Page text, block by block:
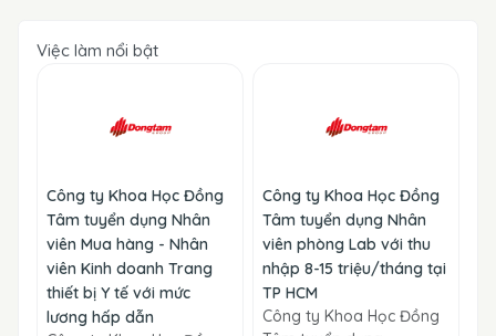
Việc làm nổi bật
Công ty Khoa Học Đồng
Tâm tuyển dụng Nhân
viên Mua hàng - Nhân
viên Kinh doanh Trang
thiết bị Y tế với mức
lương hấp dẫn
Công ty Khoa Học Đồng
Tâm tuyển dụng Nhân
viên phòng Lab với thu
nhập 8-15 triệu/tháng tại
TP HCM
Công ty Khoa Học Đồng